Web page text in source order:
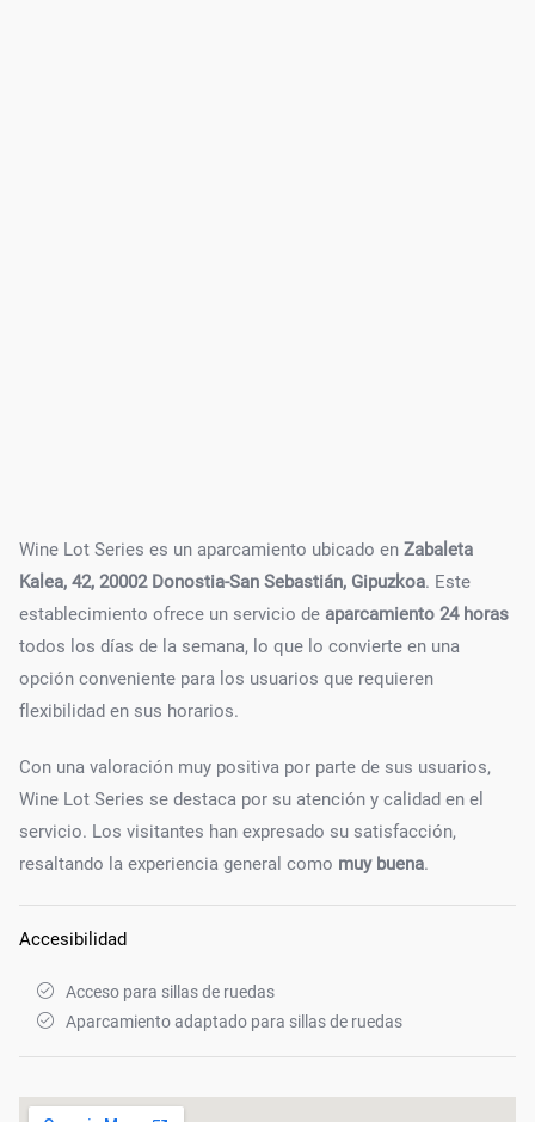
Wine Lot Series es un aparcamiento ubicado en Zabaleta
Kalea, 42, 20002 Donostia-San Sebastián, Gipuzkoa. Este
establecimiento ofrece un servicio de aparcamiento 24 horas
todos los días de la semana, lo que lo convierte en una
opción conveniente para los usuarios que requieren
flexibilidad en sus horarios.
Con una valoración muy positiva por parte de sus usuarios,
Wine Lot Series se destaca por su atención y calidad en el
servicio. Los visitantes han expresado su satisfacción,
resaltando la experiencia general como muy buena.
Accesibilidad
Acceso para sillas de ruedas
Aparcamiento adaptado para sillas de ruedas